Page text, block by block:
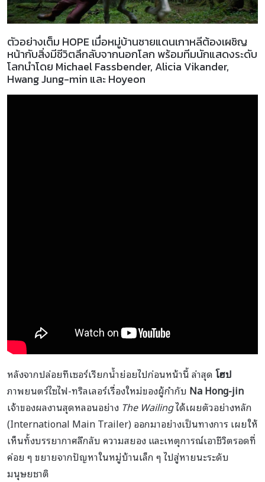
ตัวอย่างเต็ม HOPE เมื่อหมู่บ้านชายแดนเกาหลีต้องเผชิญ
หน้ากับสิ่งมีชีวิตลึกลับจากนอกโลก พร้อมทีมนักแสดงระดับ
โลกนำโดย Michael Fassbender, Alicia Vikander,
Hwang Jung-min และ Hoyeon
หลังจากปล่อยทีเซอร์เรียกน้ำย่อยไปก่อนหน้านี้ ล่าสุดโฮป
ภาพยนตร์ไซไฟ-ทริลเลอร์เรื่องใหม่ของผู้กำกับ Na Hong-jin
เจ้าของผลงานสุดหลอนอย่าง The Wailingได้เผยตัวอย่างหลัก
(International Main Trailer) ออกมาอย่างเป็นทางการ เผยให้
เห็นทั้งบรรยากาศลึกลับ ความสยอง และเหตุการณ์เอาชีวิตรอดที่
ค่อย ๆ ขยายจากปัญหาในหมู่บ้านเล็ก ๆ ไปสู่หายนะระดับ
มนุษยชาติ